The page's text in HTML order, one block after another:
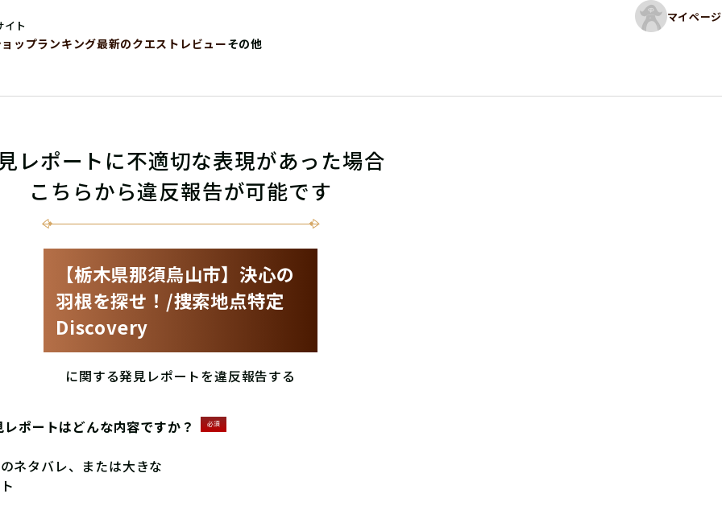
イト
マイページ
ップランキング最新のクエストレビューその他
レポートに不適切な表現があった場合
こちらから違反報告が可能です
【栃木県那須烏山市】決心の
羽根を探せ！/捜索地点特定
Discovery
に関する発見レポートを違反報告する
ポートはどんな内容ですか？ 必須
ネタバレ、または大きな